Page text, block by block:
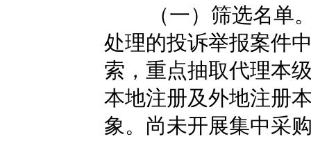
（一）筛选名单
处理的投诉举报案件
索，重点抽取代理本
本地注册及外地注册
象。尚未开展集中采